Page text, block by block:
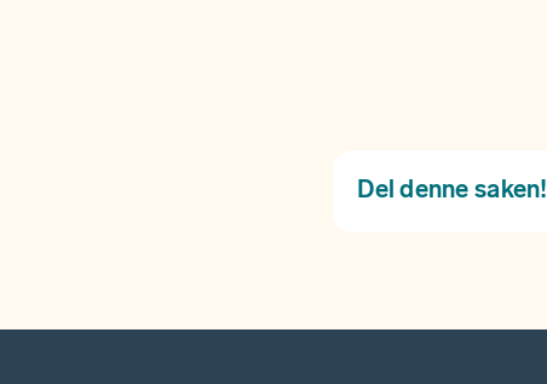
Del denne saken!